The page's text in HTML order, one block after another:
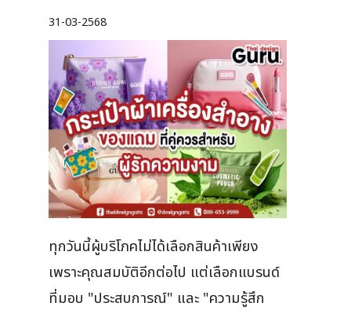
31-03-2568
ทุกวันนี้ผู้บริโภคไม่ได้เลือกสินค้าเพียง
เพราะคุณสมบัติอีกต่อไป แต่เลือกแบรนด์
ที่มอบ "ประสบการณ์" และ "ความรู้สึก